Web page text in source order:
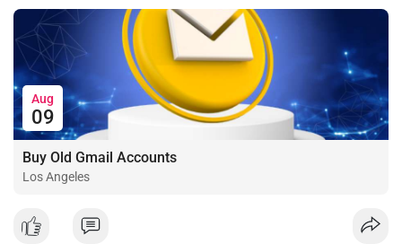
Aug
09
Buy Old Gmail Accounts
Los Angeles